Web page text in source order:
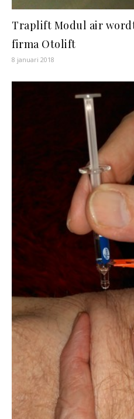
Traplift Modul air
firma Otolift
8 januari 2018